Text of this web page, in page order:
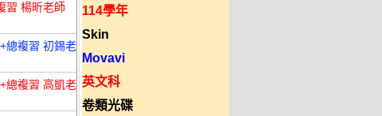
習 楊昕老師
總複習 初錫老
總複習 高凱老
114學年
Skin
Movavi
英文科
卷類光碟